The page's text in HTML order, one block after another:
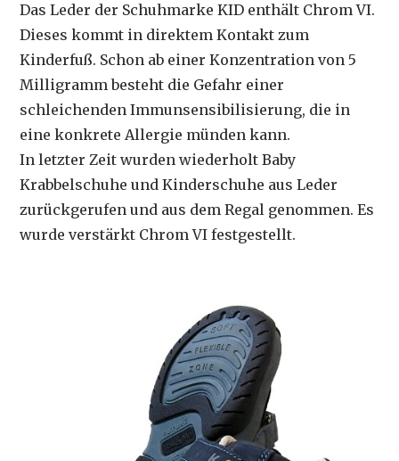
Das Leder der Schuhmarke KID enthält Chrom VI.
Dieses kommt in direktem Kontakt zum
Kinderfuß. Schon ab einer Konzentration von 5
Milligramm besteht die Gefahr einer
schleichenden Immunsensibilisierung, die in
eine konkrete Allergie münden kann.
In letzter Zeit wurden wiederholt Baby
Krabbelschuhe und Kinderschuhe aus Leder
zurückgerufen und aus dem Regal genommen. Es
wurde verstärkt Chrom VI festgestellt.